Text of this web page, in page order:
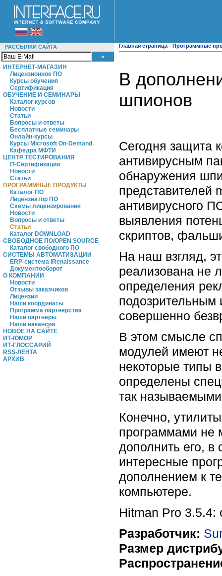
РАССЫЛКИ САЙТА
ИНТЕРНЕТ-МАГАЗИН
Лицензионное ПО
Курсы обучения
Сертификация
ОБУЧЕНИЕ И СЕМИНАРЫ
Каталог курсов
Новости
Статьи
Вопросы и ответы
Бесплатные семинары
Онлайн-курсы
Курсы Microsoft On-Demand
Кафедра МФТИ
ЦЕНТР ТЕСТИРОВАНИЯ
IT-Сертификации
Новости
Статьи
ПРОГРАММНЫЕ ПРОДУКТЫ
Каталог ПО
Лицензиатор ПО
Схемы лицензирования
Новости
Вопросы и ответы
Статьи
Каталог DOWNLOAD
СВОБОДНОЕ ПО/OPEN SOURCE
Каталог свободного ПО
СИСТЕМЫ АВТОМАТИЗАЦИИ
ERP-система iRenaissance
Документооборот
О КОМПАНИИ
Новости
Отзывы заказчиков
Лицензии
Наши координаты
Программа партнерства
Наши партнеры
Наши вакансии
НОВОЕ НА САЙТЕ
ИТ-ЮМОР
ИТ-ГЛОССАРИЙ
RSS-ЛЕНТА
АРХИВ
Главная страница - Программные
В
шпионов
Сегодня защита
антивирусным
обнаружения
представителей
антивирусного
выявления
скриптов,
На наш взгляд,
реализована не
определения
подозрительным
совершенно
В этом смысле
модулей имеют
некоторые типы
определены
так
Конечно,
программами не
дополнить его,
интересные
дополнением к
компьютере.
Hitman Pro 3.5.4:
Разработчик:
Размер